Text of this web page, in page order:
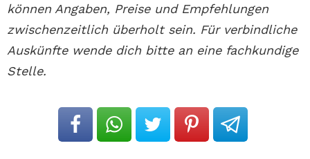
können Angaben, Preise und Empfehlungen
zwischenzeitlich überholt sein. Für verbindliche
Auskünfte wende dich bitte an eine fachkundige
Stelle.